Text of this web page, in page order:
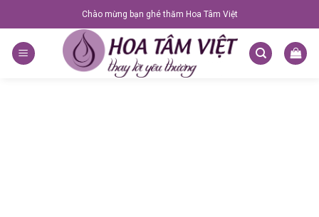
to
content
Chào mừng bạn ghé thăm Hoa Tâm Việt